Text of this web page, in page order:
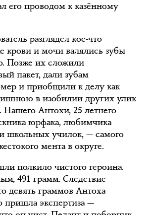
его проводом к казённому
разглядел кое-что
крови и мочи валялись зубы
Позже их сложили
пакет, дали зубам
и приобщили к делу как
в изобилии других улик
Антохи, 25-летнего
юрфака, любимчика
школьных училок, — самого
мента в округе.
полкило чистого героина.
491 грамм. Следствие
девять граммов Антоха
пришла экспертиза —